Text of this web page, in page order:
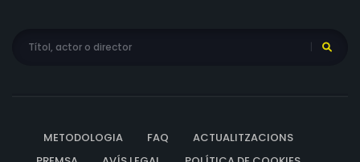
METODOLOGIA FAQ
ACTUALITZACIONS